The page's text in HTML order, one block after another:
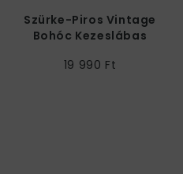
Szürke-Piros Vintage
Bohóc Kezeslábas
19 990 Ft